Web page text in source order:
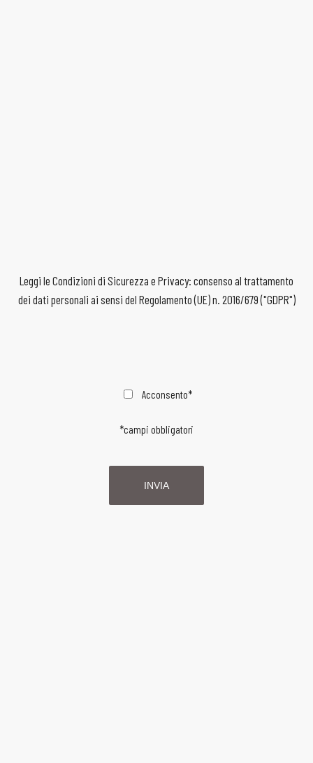
Leggi le Condizioni di Sicurezza e Privacy: consenso al trattamento
dei dati personali ai sensi del Regolamento (UE) n. 2016/679 ("GDPR")
Acconsento*
*campi obbligatori
INVIA